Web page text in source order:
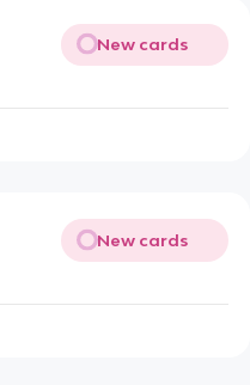
New cards
New cards